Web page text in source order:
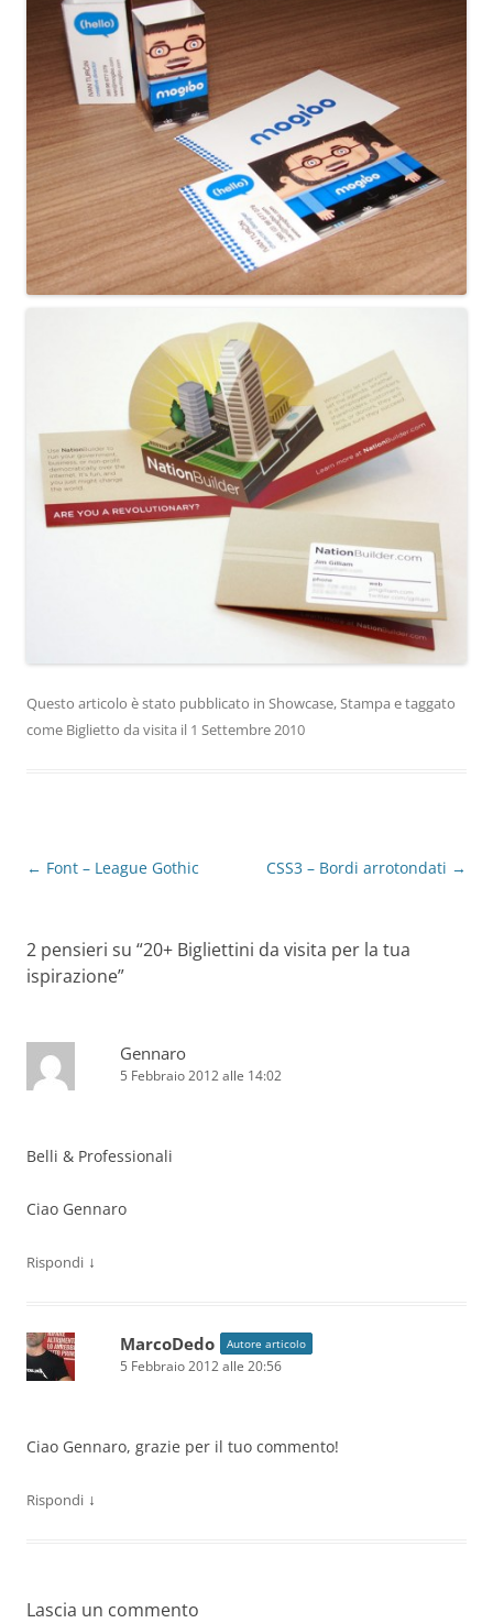
Questo articolo è stato pubblicato in Showcase,Stampa e taggato
come Biglietto da visita il 1 Settembre 2010
Navigazione
articolo
← Font – League Gothic CSS3 – Bordi arrotondati →
2 pensieri su “20+ Bigliettini da visita per la tua
ispirazione”
Gennaro
5 Febbraio 2012 alle 14:02
Belli & Professionali
Ciao Gennaro
Rispondi ↓
MarcoDedo Autore articolo
5 Febbraio 2012 alle 20:56
Ciao Gennaro, grazie per il tuo commento!
Rispondi ↓
Lascia un commento